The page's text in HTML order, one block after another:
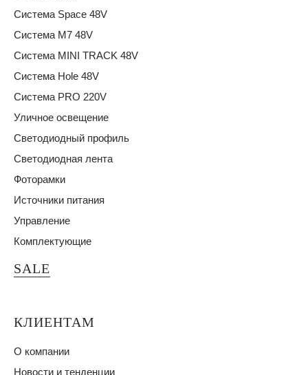
Система Space 48V
Система M7 48V
Система MINI TRACK 48V
Система Hole 48V
Система PRO 220V
Уличное освещение
Светодиодный профиль
Светодиодная лента
Фоторамки
Источники питания
Управление
Комплектующие
SALE
КЛИЕНТАМ
О компании
Новости и тенденции